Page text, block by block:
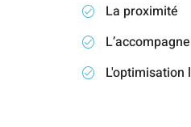
La proximité
L'optimisation